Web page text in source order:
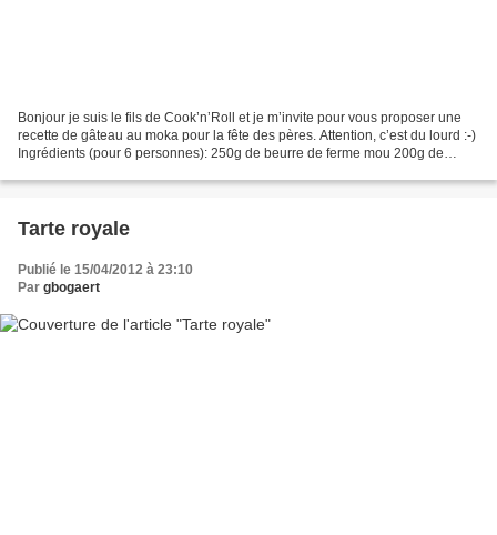
Bonjour je suis le fils de Cook’n’Roll et je m’invite pour vous proposer une
recette de gâteau au moka pour la fête des pères. Attention, c’est du lourd :-)
Ingrédients (pour 6 personnes): 250g de beurre de ferme mou 200g de
Tarte royale
Publié le 15/04/2012 à 23:10
Par gbogaert